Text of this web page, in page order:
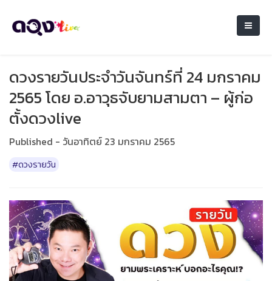
ดวงรายวันประจำวันจันทร์ที่ 24 มกราคม
2565 โดย อ.อาวุธจับยามสามตา – ผู้ก่อ
ตั้งดวงlive
Published - วันอาทิตย์ 23 มกราคม 2565
#ดวงรายวัน